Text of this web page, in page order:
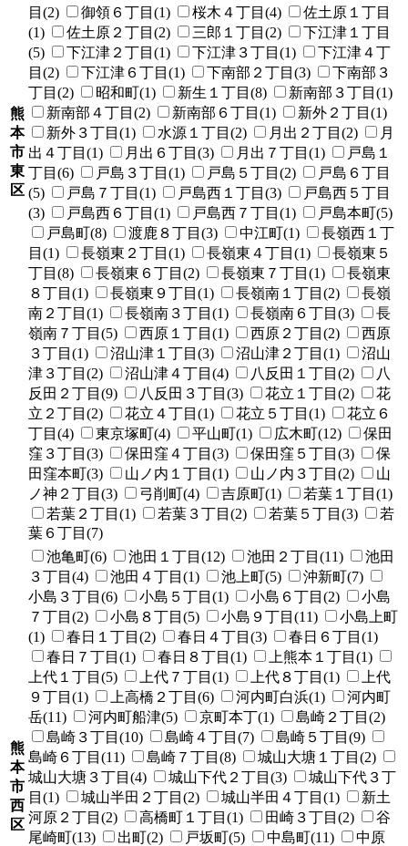
熊
本
市
東
区
目(2) 御領６丁目(1) 桜木４丁目(4)
佐土原１丁目
(1)
佐土原２丁目(2) 三郎１丁目(2)
下江津１丁目
(5)
下江津２丁目(1) 下江津３丁目(1)
下江津４丁
目(2)
下江津６丁目(1) 下南部２丁目(3)
下南部３
丁目(2)
昭和町(1) 新生１丁目(8)
新南部３丁目(1)
新南部４丁目(2)
新南部６丁目(1)
新外２丁目(1)
新外３丁目(1)
水源１丁目(2) 月出２丁目(2)
月
出４丁目(1)
月出６丁目(3) 月出７丁目(1)
戸島１
丁目(6)
戸島３丁目(1) 戸島５丁目(2)
戸島６丁目
(5)
戸島７丁目(1) 戸島西１丁目(3)
戸島西５丁目
(3)
戸島西６丁目(1) 戸島西７丁目(1)
戸島本町(5)
戸島町(8)
渡鹿８丁目(3) 中江町(1)
長嶺西１丁
目(1)
長嶺東２丁目(1) 長嶺東４丁目(1)
長嶺東５
丁目(8)
長嶺東６丁目(2) 長嶺東７丁目(1)
長嶺東
８丁目(1)
長嶺東９丁目(1) 長嶺南１丁目(2)
長嶺
南２丁目(1)
長嶺南３丁目(1) 長嶺南６丁目(3)
長
嶺南７丁目(5)
西原１丁目(1) 西原２丁目(2)
西原
３丁目(1)
沼山津１丁目(3) 沼山津２丁目(1)
沼山
津３丁目(2)
沼山津４丁目(4) 八反田１丁目(2)
八
反田２丁目(9)
八反田３丁目(3) 花立１丁目(2)
花
立２丁目(2)
花立４丁目(1) 花立５丁目(1)
花立６
丁目(4)
東京塚町(4) 平山町(1) 広木町(12)
保田
窪３丁目(3)
保田窪４丁目(3) 保田窪５丁目(3)
保
田窪本町(3)
山ノ内１丁目(1) 山ノ内３丁目(2)
山
ノ神２丁目(3)
弓削町(4) 吉原町(1)
若葉１丁目(1)
若葉２丁目(1)
若葉３丁目(2) 若葉５丁目(3)
若
葉６丁目(7)
熊
本
市
西
区
池亀町(6) 池田１丁目(12) 池田２丁目(11)
池田
３丁目(4)
池田４丁目(1) 池上町(5)
沖新町(7)
小島３丁目(6)
小島５丁目(1) 小島６丁目(2)
小島
７丁目(2)
小島８丁目(5) 小島９丁目(11)
小島上町
(1)
春日１丁目(2) 春日４丁目(3)
春日６丁目(1)
春日７丁目(1)
春日８丁目(1)
上熊本１丁目(1)
上代１丁目(5)
上代７丁目(1) 上代８丁目(1)
上代
９丁目(1)
上高橋２丁目(6) 河内町白浜(1)
河内町
岳(11)
河内町船津(5) 京町本丁(1)
島崎２丁目(2)
島崎３丁目(10)
島崎４丁目(7)
島崎５丁目(9)
島崎６丁目(11)
島崎７丁目(8)
城山大塘１丁目(2)
城山大塘３丁目(4)
城山下代２丁目(3)
城山下代３丁
目(1)
城山半田２丁目(2) 城山半田４丁目(1)
新土
河原２丁目(2)
高橋町１丁目(1) 田崎３丁目(2)
谷
尾崎町(13)
出町(2) 戸坂町(5) 中島町(11)
中原